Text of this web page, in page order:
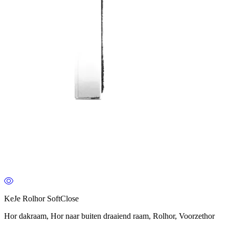
KeJe Rolhor SoftClose
Hor dakraam, Hor naar buiten draaiend raam, Rolhor, Voorzethor